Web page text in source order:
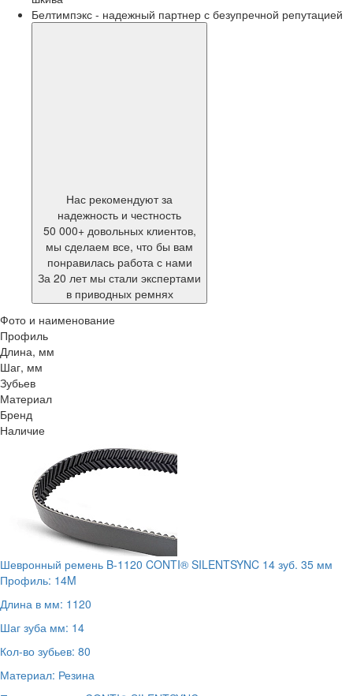
Белтимпэкс - надежный партнер с безупречной репутацией
Нас рекомендуют за
надежность и честность
50 000+ довольных клиентов,
мы сделаем все, что бы вам
понравилась работа с нами
За 20 лет мы стали экспертами
в приводных ремнях
Фото и наименование
Профиль
Длина, мм
Шаг, мм
Зубьев
Материал
Бренд
Наличие
Шевронный ремень B-1120 CONTI® SILENTSYNC 14 зуб. 35 мм
Профиль: 14M
Длина в мм: 1120
Шаг зуба мм: 14
Кол-во зубьев: 80
Материал: Резина